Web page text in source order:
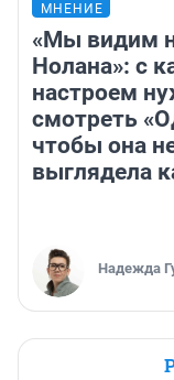
МНЕНИЕ
«Мы видим
Нолана»: с
настроем
смотреть
чтобы она
выглядела
Надежда